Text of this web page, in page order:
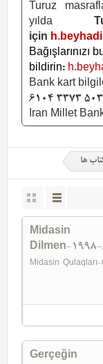
Turuz
yılda
için
Bağışlarınızı
bildirin:
Bank kart
6104 3373
Iran Millet
ها
Midasin
Dilmen-
Midasin
Gerçeğin